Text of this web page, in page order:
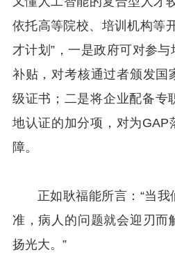
依托高等院校、培训机构等
才计划”，一是政府可对参
补贴，对考核通过者颁发国
级证书；二是将企业配备专
地认证的加分项，对为GAP
障。
正如耿福能所言：“当
准，病人的问题就会迎刃而
扬光大。”